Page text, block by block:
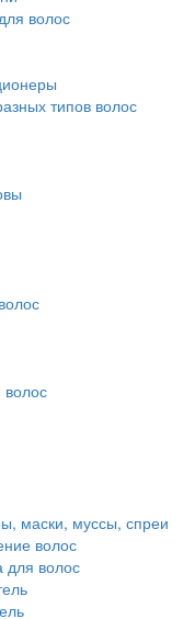
волос
типов волос
волос
маски, муссы, спреи
волос
для волос